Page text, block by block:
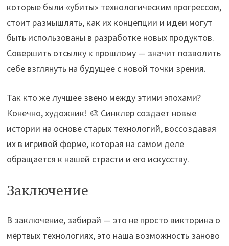
которые были «убиты» технологическим прогрессом,
стоит размышлять, как их концепции и идеи могут
быть использованы в разработке новых продуктов.
Совершить отсылку к прошлому — значит позволить
себе взглянуть на будущее с новой точки зрения.
Так кто же лучшее звено между этими эпохами?
Конечно, художник! 🎨 Синклер создает новые
истории на основе старых технологий, воссоздавая
их в игривой форме, которая на самом деле
обращается к нашей страсти и его искусству.
Заключение
В заключение, забирай — это не просто викторина о
мёртвых технологиях, это наша возможность заново